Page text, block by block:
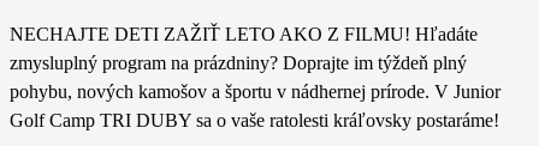
NECHAJTE DETI ZAŽIŤ LETO AKO Z FILMU! Hľadáte
zmysluplný program na prázdniny? Doprajte im týždeň plný
pohybu, nových kamošov a športu v nádhernej prírode. V Junior
Golf Camp TRI DUBY sa o vaše ratolesti kráľovsky postaráme!